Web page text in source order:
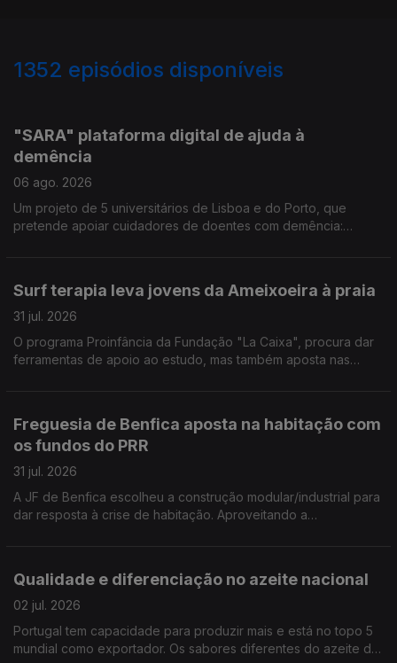
1352 episódios disponíveis
"SARA" plataforma digital de ajuda à
demência
06 ago. 2026
Um projeto de 5 universitários de Lisboa e do Porto, que
pretende apoiar cuidadores de doentes com demência:
Surf terapia leva jovens da Ameixoeira à praia
31 jul. 2026
O programa Proinfância da Fundação "La Caixa", procura dar
ferramentas de apoio ao estudo, mas também aposta nas
Freguesia de Benfica aposta na habitação com
os fundos do PRR
31 jul. 2026
A JF de Benfica escolheu a construção modular/industrial para
dar resposta à crise de habitação. Aproveitando a
Qualidade e diferenciação no azeite nacional
02 jul. 2026
Portugal tem capacidade para produzir mais e está no topo 5
mundial como exportador. Os sabores diferentes do azeite de